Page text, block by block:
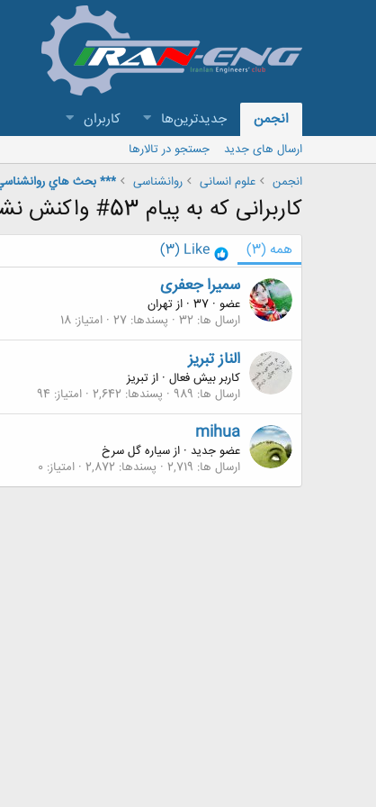
انجمن جدیدترین‌ها کاربران
ارسال های جدید
جستجو در تالارها
انجمن
علوم انسانی روانشناسی *** بحث هاي
کاربرانی که به پیام 53# واکنش نشان داده اند
همه (3)
Like
(3)
سمیرا جعفری
عضو ·
· ازتهران
ارسال ها 32 پسندها 27 امتیاز 18
الناز تبریز
کاربر بیش فعال · ازتبریز
ارسال ها 989 پسندها 2,642 امتیاز 94
mihua
عضو جدید · ازسیاره گل سرخ
ارسال ها 2,719 پسندها 2,872 امتیاز 0